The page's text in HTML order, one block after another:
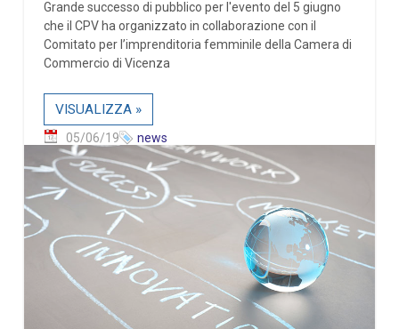
Grande successo di pubblico per l'evento del 5 giugno
che il CPV ha organizzato in collaborazione con il
Comitato per l’imprenditoria femminile della Camera di
Commercio di Vicenza
VISUALIZZA »
05/06/19 news